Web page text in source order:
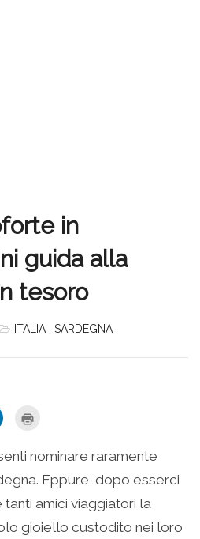
in
guida alla
tesoro
ITALIA SARDEGNA
Fai
LinkedIn
apre
nuova
stampare
(Si
apre
in
una
nuova
finestra)
nominare raramente
Eppure, dopo esserci
amici viaggiatori la
gioiello custodito nei loro